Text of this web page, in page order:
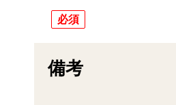
必須
備考